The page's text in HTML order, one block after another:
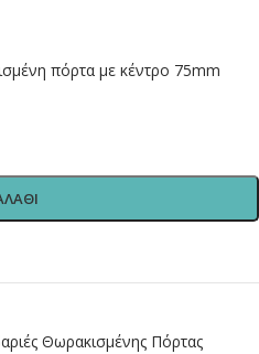
πόρτα με κέντρο 75mm
Θωρακισμένης Πόρτας